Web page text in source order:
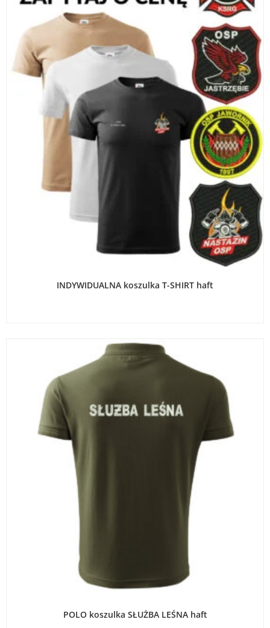
INDYWIDUALNA koszulka T-SHIRT haft
WYBIERZ OPCJE
POLO koszulka SŁUŻBA LEŚNA haft